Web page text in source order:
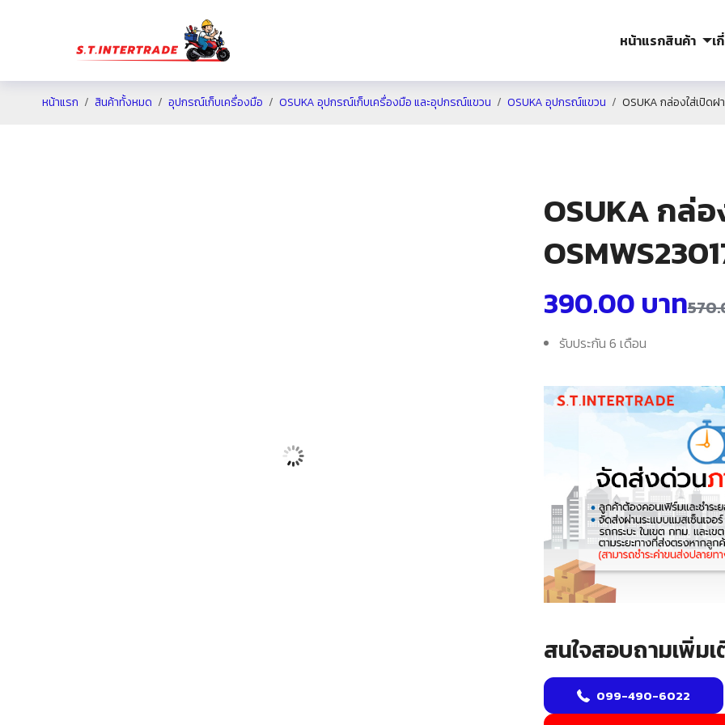
หน้าแรกสินค้า เ
หน้าแรก สินค้าทั้งหมด อุปกรณ์เก็บเครื่องมือ OSUKA อุปกรณ์เก็บเครื่องมือ และอุปกรณ์แขวน OSUKA อุปกรณ์แขวน OSUKA กล่องใส่เปิดฝ
OSUKA กล่
390.00 บาท
รับประกัน 6 เดือน
สนใจสอบถามเพิ่ม
099-490-6022